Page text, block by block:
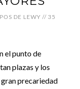
DE LEWY // 35
el punto de
plazas y los
precariedad